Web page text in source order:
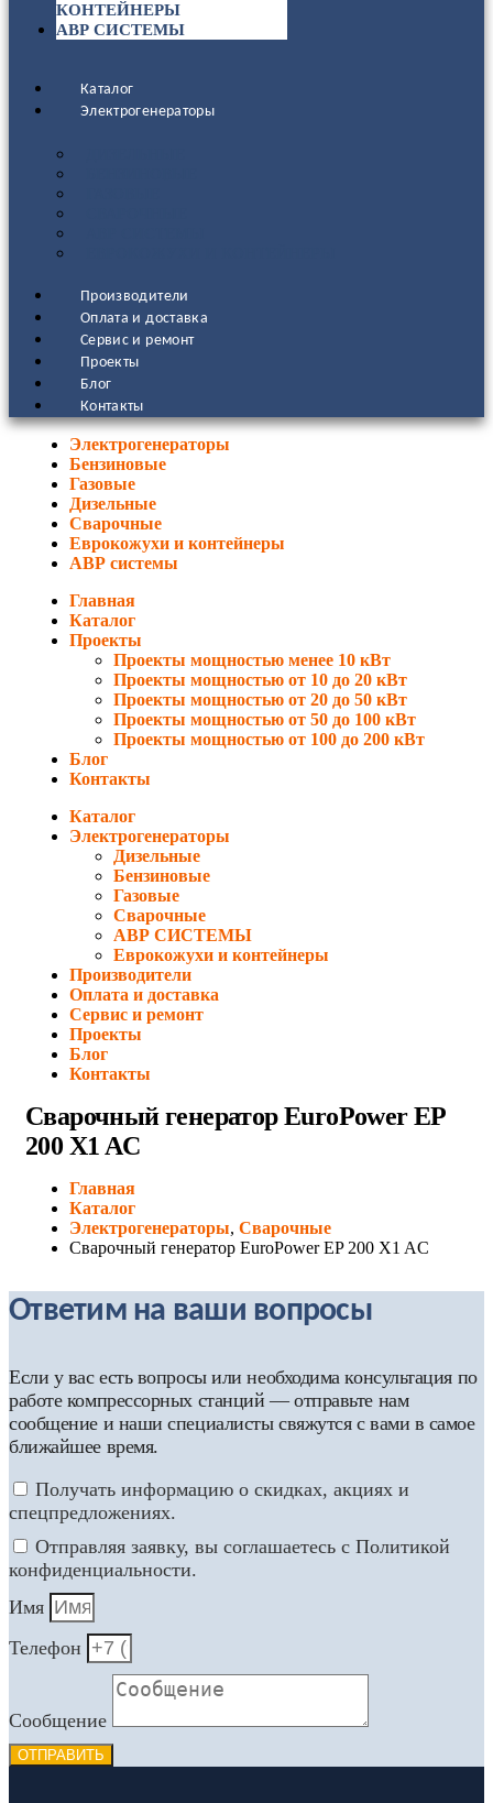
КОНТЕЙНЕРЫ
АВР СИСТЕМЫ
Каталог
Электрогенераторы
Производители
Оплата и доставка
Сервис и ремонт
Проекты
Блог
Контакты
Электрогенераторы
Бензиновые
Газовые
Дизельные
Сварочные
Еврокожухи и контейнеры
АВР системы
Главная
Каталог
Проекты
Проекты мощностью менее 10 кВт
Проекты мощностью от 10 до 20 кВт
Проекты мощностью от 20 до 50 кВт
Проекты мощностью от 50 до 100 кВт
Проекты мощностью от 100 до 200 кВт
Блог
Контакты
Каталог
Электрогенераторы
Дизельные
Бензиновые
Газовые
Сварочные
АВР СИСТЕМЫ
Еврокожухи и контейнеры
Производители
Оплата и доставка
Сервис и ремонт
Проекты
Блог
Контакты
Сварочный генератор EuroPower EP
200 X1 AC
Главная
Каталог
Электрогенераторы, Сварочные
Сварочный генератор EuroPower EP 200 X1 AC
Ответим на ваши вопросы
Если у вас есть вопросы или необходима консультация по
работе компрессорных станций — отправьте нам
сообщение и наши специалисты свяжутся с вами в самое
ближайшее время.
Получать информацию о скидках, акциях и
спецпредложениях.
Отправляя заявку, вы соглашаетесь с Политикой
конфиденциальности.
Имя
Телефон
Сообщение
ОТПРАВИТЬ